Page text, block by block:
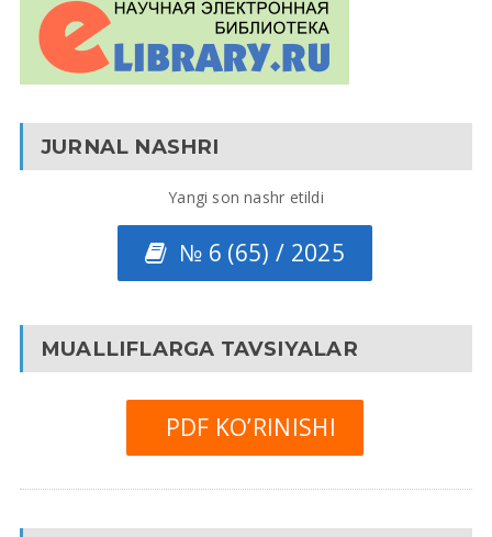
JURNAL NASHRI
Yangi son nashr etildi
№ 6 (65) / 2025
MUALLIFLARGA TAVSIYALAR
PDF KO’RINISHI